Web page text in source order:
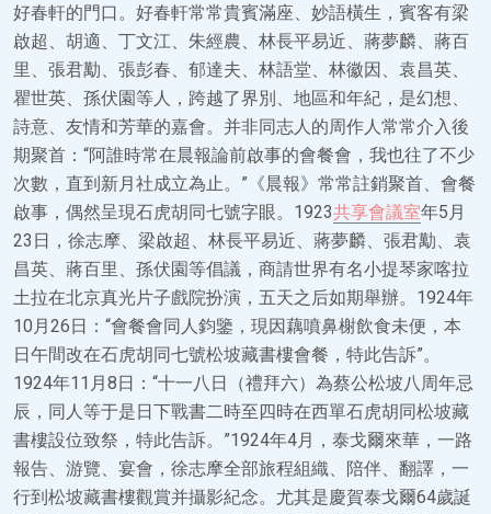
好春軒的門口。好春軒常常貴賓滿座、妙語橫生，賓客有梁
啟超、胡適、丁文江、朱經農、林長平易近、蔣夢麟、蔣百
里、張君勱、張彭春、郁達夫、林語堂、林徽因、袁昌英、
瞿世英、孫伏園等人，跨越了界別、地區和年紀，是幻想、
詩意、友情和芳華的嘉會。并非同志人的周作人常常介入後
期聚首：“阿誰時常在晨報論前啟事的會餐會，我也往了不少
次數，直到新月社成立為止。”《晨報》常常註銷聚首、會餐
啟事，偶然呈現石虎胡同七號字眼。1923共享會議室年5月
23日，徐志摩、梁啟超、林長平易近、蔣夢麟、張君勱、袁
昌英、蔣百里、孫伏園等倡議，商請世界有名小提琴家喀拉
土拉在北京真光片子戲院扮演，五天之后如期舉辦。1924年
10月26日：“會餐會同人鈞鑒，現因藕噴鼻榭飲食未便，本
日午間改在石虎胡同七號松坡藏書樓會餐，特此告訴”。
1924年11月8日：“十一八日（禮拜六）為蔡公松坡八周年忌
辰，同人等于是日下戰書二時至四時在西單石虎胡同松坡藏
書樓設位致祭，特此告訴。”1924年4月，泰戈爾來華，一路
報告、游覽、宴會，徐志摩全部旅程組織、陪伴、翻譯，一
行到松坡藏書樓觀賞并攝影紀念。尤其是慶賀泰戈爾64歲誕